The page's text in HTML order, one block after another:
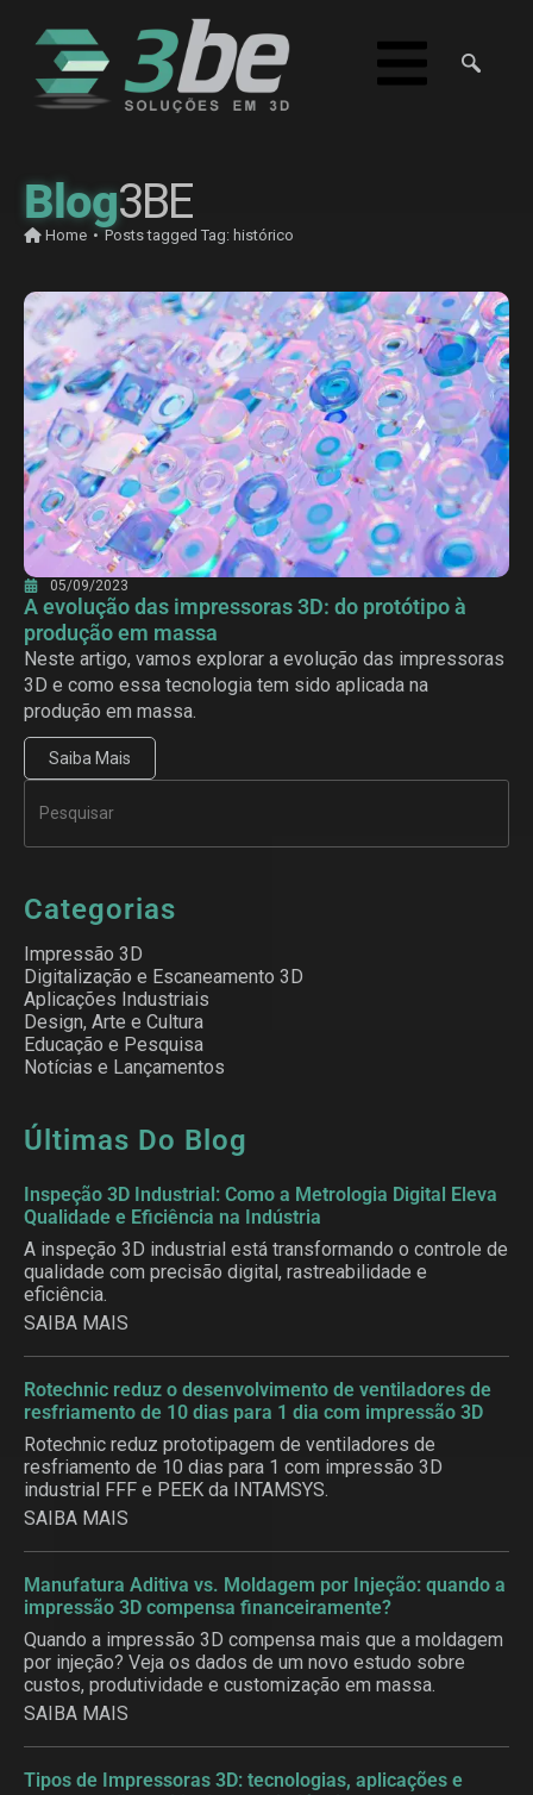
Blog3BE
Home • Posts tagged Tag: histórico
05/09/2023
A evolução das impressoras 3D: do protótipo à
produção em massa
Neste artigo, vamos explorar a evolução das impressoras
3D e como essa tecnologia tem sido aplicada na
produção em massa.
Saiba Mais
Categorias
Impressão 3D
Digitalização e Escaneamento 3D
Aplicações Industriais
Design, Arte e Cultura
Educação e Pesquisa
Notícias e Lançamentos
Últimas Do Blog
Inspeção 3D Industrial: Como a Metrologia Digital Eleva
Qualidade e Eficiência na Indústria
A inspeção 3D industrial está transformando o controle de
qualidade com precisão digital, rastreabilidade e
eficiência.
SAIBA MAIS
Rotechnic reduz o desenvolvimento de ventiladores de
resfriamento de 10 dias para 1 dia com impressão 3D
Rotechnic reduz prototipagem de ventiladores de
resfriamento de 10 dias para 1 com impressão 3D
industrial FFF e PEEK da INTAMSYS.
SAIBA MAIS
Manufatura Aditiva vs. Moldagem por Injeção: quando a
impressão 3D compensa financeiramente?
Quando a impressão 3D compensa mais que a moldagem
por injeção? Veja os dados de um novo estudo sobre
custos, produtividade e customização em massa.
SAIBA MAIS
Tipos de Impressoras 3D: tecnologias, aplicações e